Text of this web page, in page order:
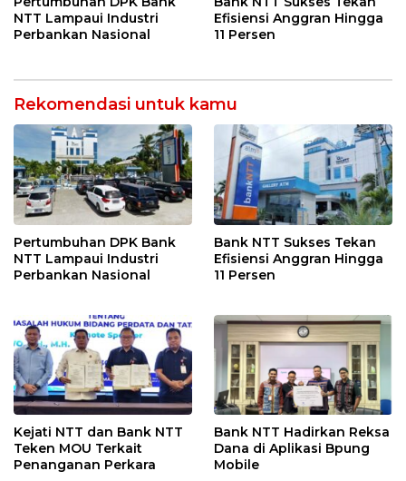
NTT Lampaui Industri
Perbankan Nasional
Efisiensi Anggran Hingga
11 Persen
Rekomendasi untuk kamu
Pertumbuhan DPK Bank
NTT Lampaui Industri
Perbankan Nasional
Bank NTT Sukses Tekan
Efisiensi Anggran Hingga
11 Persen
Kejati NTT dan Bank NTT
Teken MOU Terkait
Penanganan Perkara
Bank NTT Hadirkan Reksa
Dana di Aplikasi Bpung
Mobile